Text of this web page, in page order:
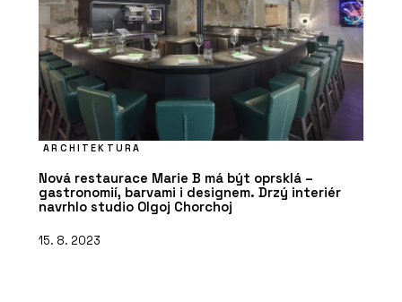
ARCHITEKTURA
Nová restaurace Marie B má být oprsklá –
gastronomií, barvami i designem. Drzý interiér
navrhlo studio Olgoj Chorchoj
15. 8. 2023